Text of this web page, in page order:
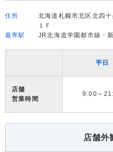
住所
北海道札幌市北区北四
１Ｆ
最寄駅
JR北海道学園都市線・
平日
店舗
営業時間
9:00～
店舗外